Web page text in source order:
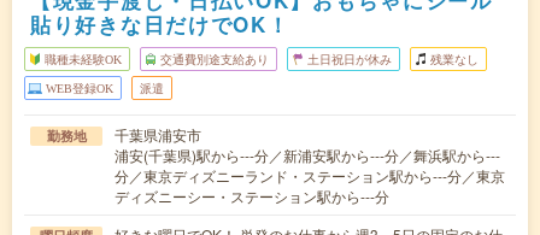
貼り好きな日だけでOK！
職種未経験OK 交通費別途支給あり 土日祝日が休み 残業なし
WEB登録OK 派遣
勤務地
千葉県浦安市
浦安(千葉県)駅から---分／新浦安駅から---分／舞浜駅から---
分／東京ディズニーランド・ステーション駅から---分／東京
ディズニーシー・ステーション駅から---分